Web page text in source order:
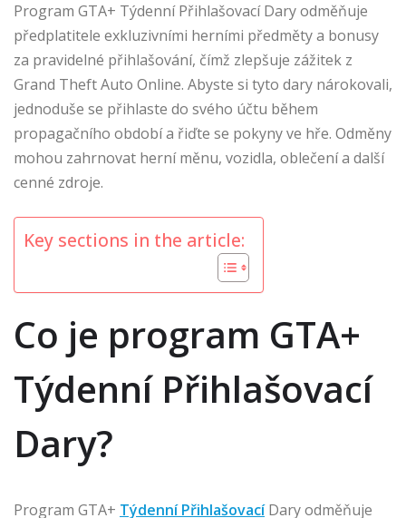
Program GTA+ Týdenní Přihlašovací Dary odměňuje
předplatitele exkluzivními herními předměty a bonusy
za pravidelné přihlašování, čímž zlepšuje zážitek z
Grand Theft Auto Online. Abyste si tyto dary nárokovali,
jednoduše se přihlaste do svého účtu během
propagačního období a řiďte se pokyny ve hře. Odměny
mohou zahrnovat herní měnu, vozidla, oblečení a další
cenné zdroje.
Key sections in the article:
Co je program GTA+
Týdenní Přihlašovací
Dary?
Program GTA+ Týdenní PřihlašovacíDary odměňuje